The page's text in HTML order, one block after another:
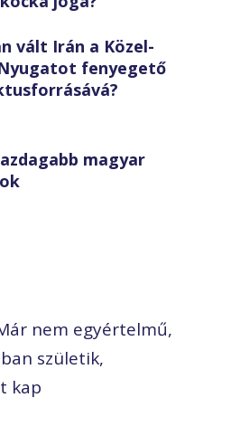
vált Irán a Közel-
fenyegető
magyar
nem egyértelmű,
születik,
kap